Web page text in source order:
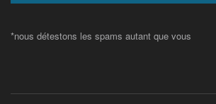
*nous détestons les spams autant que vous